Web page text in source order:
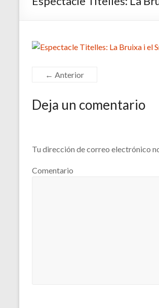
← Anterior
Deja un comentario
Tu dirección de correo electrónico
Comentario